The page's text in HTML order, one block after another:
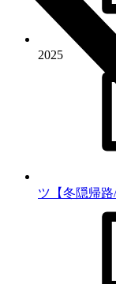
2025
ツ【冬隠帰路